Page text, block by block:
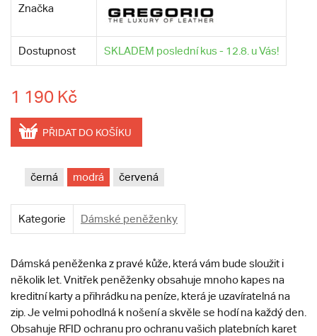
Značka
Dostupnost SKLADEM poslední kus - 12.8. u Vás!
1 190 Kč
PŘIDAT DO KOŠÍKU
černá modrá červená
Kategorie Dámské peněženky
Dámská peněženka z pravé kůže, která vám bude sloužit i
několik let. Vnitřek peněženky obsahuje mnoho kapes na
kreditní karty a přihrádku na peníze, která je uzavíratelná na
zip. Je velmi pohodlná k nošení a skvěle se hodí na každý den.
Obsahuje RFID ochranu pro ochranu vašich platebních karet